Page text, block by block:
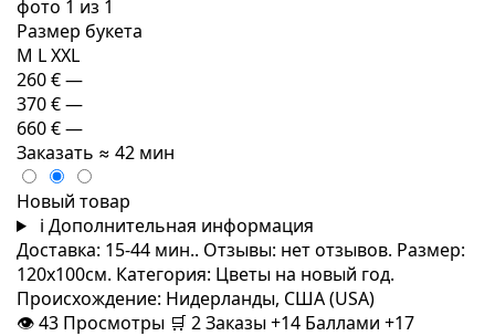
Размер букета
M LXXL
260 €—
370 €—
660 €—
Заказать ≈ 42 мин
Новый товар
i Дополнительная информация
Доставка: 15-44 мин.. Отзывы: нет отзывов. Размер:
120x100см. Категория: Цветы на новый год.
Происхождение: Нидерланды, США (USA)
👁43 Просмотры 🛒 2Заказы+14 Баллами +17